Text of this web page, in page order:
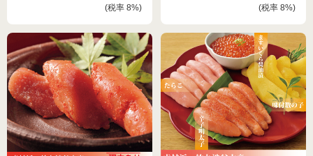
(税率8%) (税率 8%)